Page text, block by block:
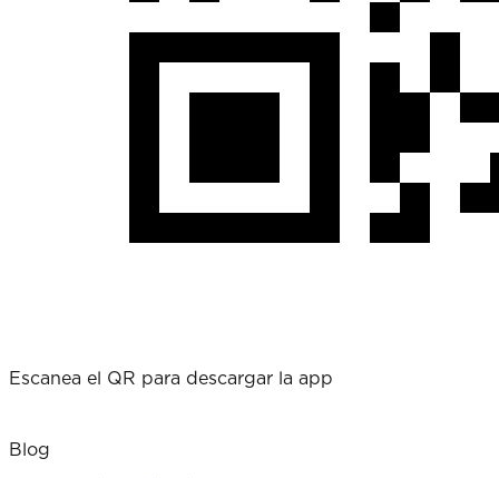
Escanea el QR para descargar la app
Blog